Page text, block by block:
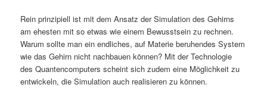
Rein prinzipiell ist mit dem Ansatz der Simulation des Gehirns
am ehesten mit so etwas wie einem Bewusstsein zu rechnen.
Warum sollte man ein endliches, auf Materie beruhendes System
wie das Gehirn nicht nachbauen können? Mit der Technologie
des Quantencomputers scheint sich zudem eine Möglichkeit zu
entwickeln, die Simulation auch realisieren zu können.